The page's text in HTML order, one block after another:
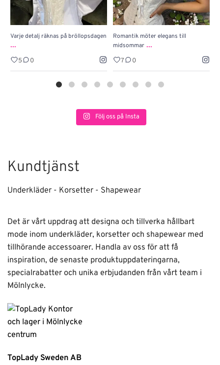
Varje detalj räknas på bröllopsdagen
...
5 0
Romantik möter elegans till
midsommar ...
7 0
Följ oss på Insta
Kundtjänst
Underkläder - Korsetter - Shapewear
Det är vårt uppdrag att designa och tillverka hållbart
mode inom underkläder, korsetter och shapewear med
tillhörande accessoarer. Handla av oss för att få
inspiration, de senaste produktuppdateringarna,
specialrabatter och unika erbjudanden från vårt team i
Mölnlycke.
TopLady Sweden AB